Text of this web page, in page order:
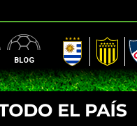
BLOG
AUF Peñarol